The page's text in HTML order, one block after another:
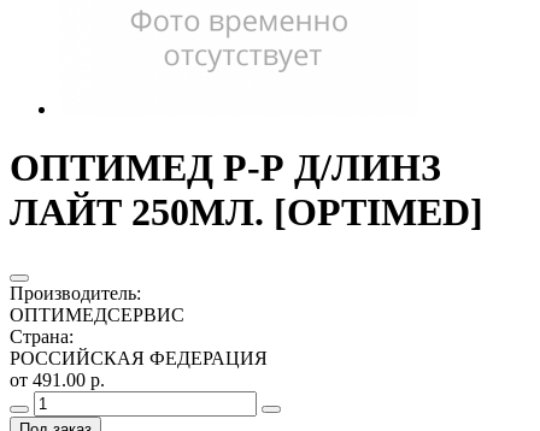
ОПТИМЕД Р-Р Д/ЛИНЗ
ЛАЙТ 250МЛ. [OPTIMED]
Производитель:
ОПТИМЕДСЕРВИС
Страна:
РОССИЙСКАЯ ФЕДЕРАЦИЯ
от 491.00 р.